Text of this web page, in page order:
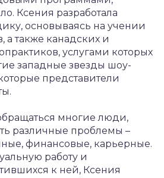
Ксения разработала
основываясь на учении
а также канадских и
услугами которых
западные звезды шоу-
представители
многие люди,
различные проблемы –
финансовые, карьерные.
работу и
к ней, Ксения